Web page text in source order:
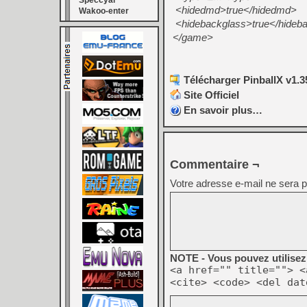
Wakoo-enter
<hidedmd>true</hidedmd>
<hidebackglass>true</
</game>
Télécharger PinballX
Site Officiel
En savoir plus…
Commentaire ¬
Votre adresse e-mail ne sera
NOTE - Vous pouvez
<a href="" title="">
<cite> <code> <del